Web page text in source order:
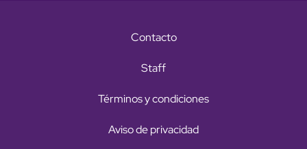
Contacto
Staff
Términos y condiciones
Aviso de privacidad